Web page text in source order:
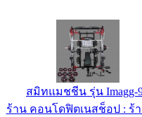
สมิทแมชชีน รุ่น Imagg-
ร้าน คอนโดฟิตเนสช็อป : ร้